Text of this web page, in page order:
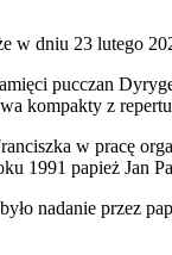
w dniu 23 lutego
pucczan
kompakty z
w pracę
1991 papież Jan
nadanie przez